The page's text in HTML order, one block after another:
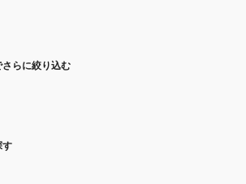
らに絞り込む
す